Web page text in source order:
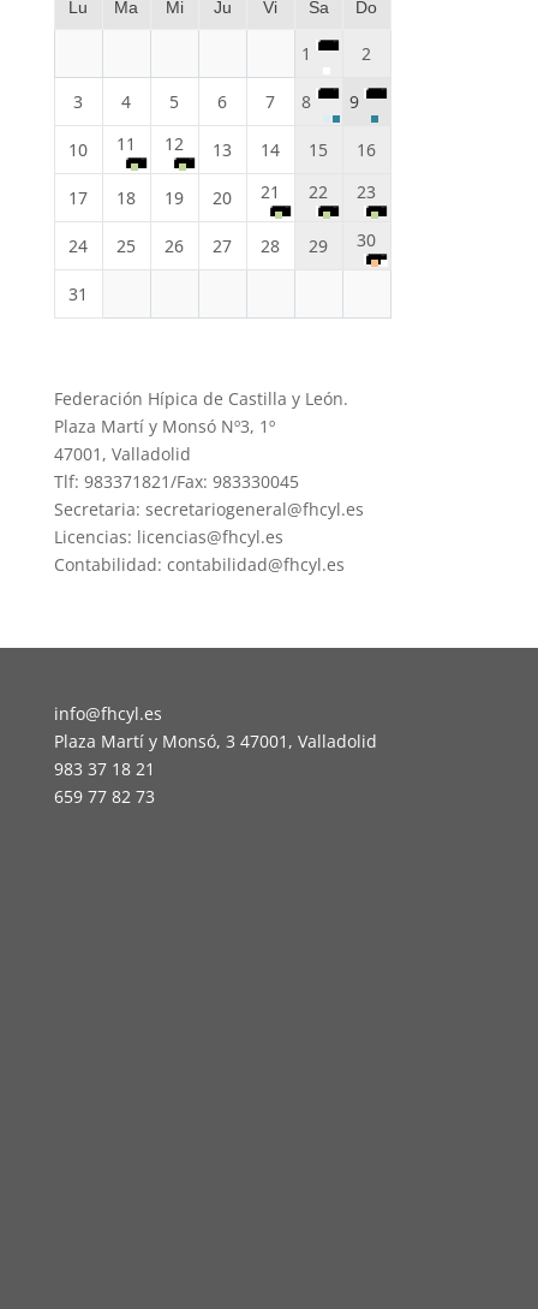
Lu Ma Mi Ju Vi Sa Do
1 2
3 4 5 6 7 8 9
10 11 12 13 14 15 16
17 18 19 20 21 22 23
24 25 26 27 28 29 30
31
Federación Hípica de Castilla y León.
Plaza Martí y Monsó Nº3, 1º
47001, Valladolid
Tlf: 983371821/Fax: 983330045
Secretaria: secretariogeneral@fhcyl.es
Licencias: licencias@fhcyl.es
Contabilidad: contabilidad@fhcyl.es
info@fhcyl.es
Plaza Martí y Monsó, 3 47001, Valladolid
983 37 18 21
659 77 82 73